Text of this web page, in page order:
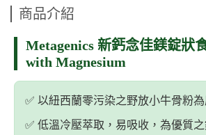
商品介紹
Metagenics 新鈣念佳鎂錠狀
with Magnesium
✅️ 以紐西蘭零污染之野放小牛骨粉
✅️ 低溫冷壓萃取，易吸收，為優質